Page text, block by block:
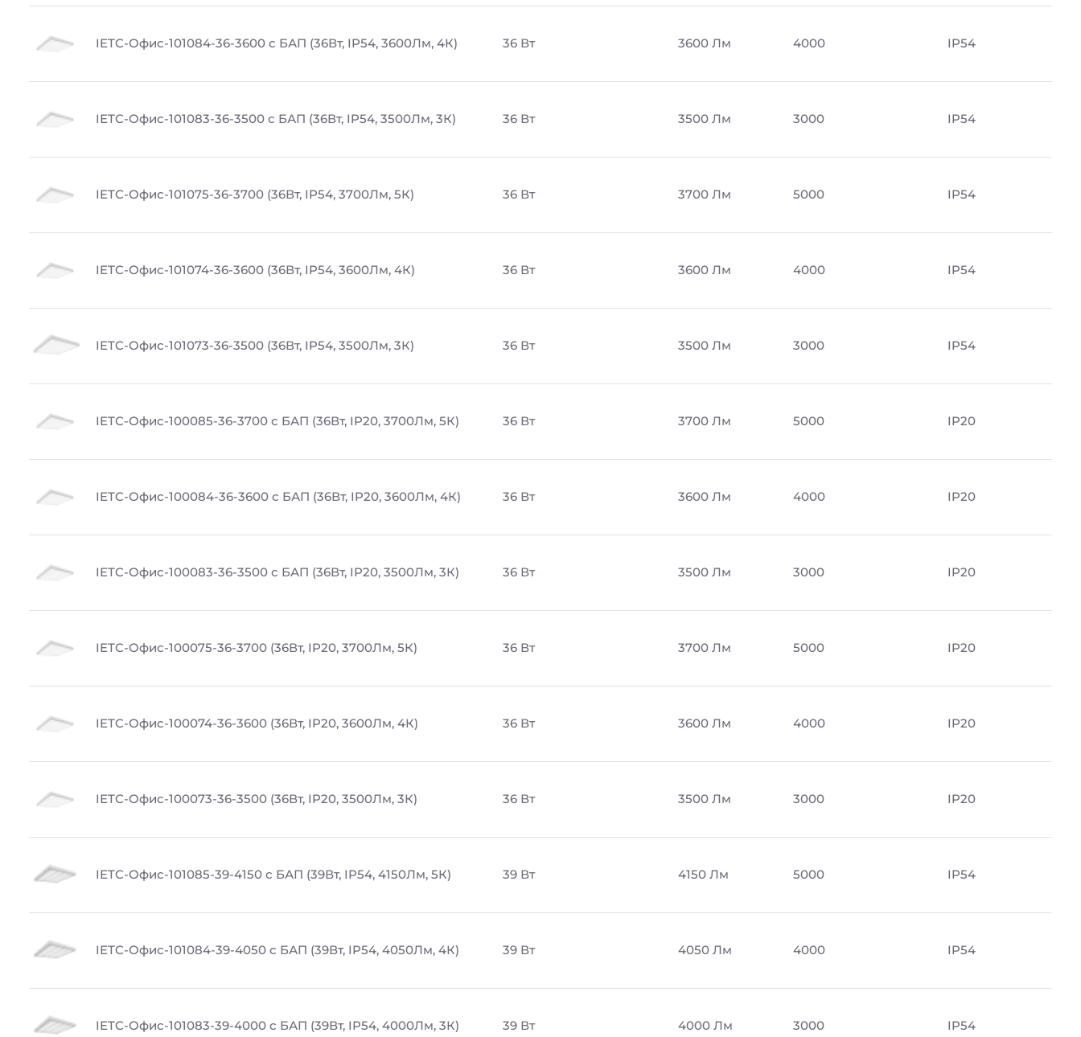
IETC-Офис-101084-36-3600 с БАП (36Вт, IP54, 3600Лм, 4К) 36 Вт 3600 Лм 4000 IP54
IETC-Офис-101083-36-3500 с БАП (36Вт, IP54, 3500Лм, 3К) 36 Вт 3500 Лм 3000 IP54
IETC-Офис-101075-36-3700 (36Вт, IP54, 3700Лм, 5К) 36 Вт 3700 Лм 5000 IP54
IETC-Офис-101074-36-3600 (36Вт, IP54, 3600Лм, 4К) 36 Вт 3600 Лм 4000 IP54
IETC-Офис-101073-36-3500 (36Вт, IP54, 3500Лм, 3К) 36 Вт 3500 Лм 3000 IP54
IETC-Офис-100085-36-3700 с БАП (36Вт, IP20, 3700Лм, 5К) 36 Вт 3700 Лм 5000 IP20
IETC-Офис-100084-36-3600 с БАП (36Вт, IP20, 3600Лм, 4К) 36 Вт 3600 Лм 4000 IP20
IETC-Офис-100083-36-3500 с БАП (36Вт, IP20, 3500Лм, 3К) 36 Вт 3500 Лм 3000 IP20
IETC-Офис-100075-36-3700 (36Вт, IP20, 3700Лм, 5К) 36 Вт 3700 Лм 5000 IP20
IETC-Офис-100074-36-3600 (36Вт, IP20, 3600Лм, 4К) 36 Вт 3600 Лм 4000 IP20
IETC-Офис-100073-36-3500 (36Вт, IP20, 3500Лм, 3К) 36 Вт 3500 Лм 3000 IP20
IETC-Офис-101085-39-4150 с БАП (39Вт, IP54, 4150Лм, 5К) 39 Вт 4150 Лм 5000 IP54
IETC-Офис-101084-39-4050 с БАП (39Вт, IP54, 4050Лм, 4К) 39 Вт 4050 Лм 4000 IP54
IETC-Офис-101083-39-4000 с БАП (39Вт, IP54, 4000Лм, 3К) 39 Вт 4000 Лм 3000 IP54